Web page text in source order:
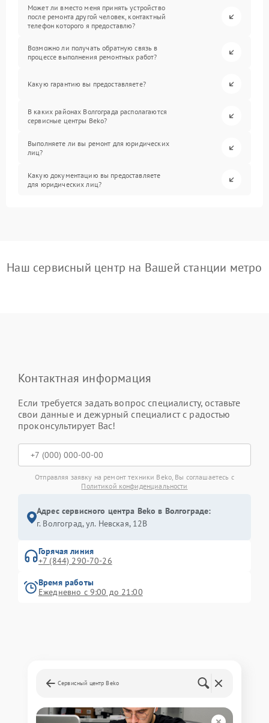
Может ли вместо меня принять устройство
после ремонта другой человек, контактный
телефон которого я предоставлю?
Возможно ли получать обратную связь в
процессе выполнения ремонтных работ?
Какую гарантию вы предоставляете?
В каких районах Волгограда располагаются
сервисные центры Beko?
Выполняете ли вы ремонт для юридических
лиц?
Какую документацию вы предоставляете
для юридических лиц?
Наш сервисный центр на Вашей станции метро
Контактная информация
Если требуется задать вопрос специалисту, оставьте
свои данные и дежурный специалист с радостью
проконсультирует Вас!
Отправляя заявку на ремонт техники Beko, Вы соглашаетесь с
Политикой конфиденциальности
Адрес сервисного центра Beko в Волгограде:
г. Волгоград, ул. Невская, 12В
Горячая линия
+7 (844) 290-70-26
Время работы
Ежедневно с 9:00 до 21:00
Сервисный центр Beko